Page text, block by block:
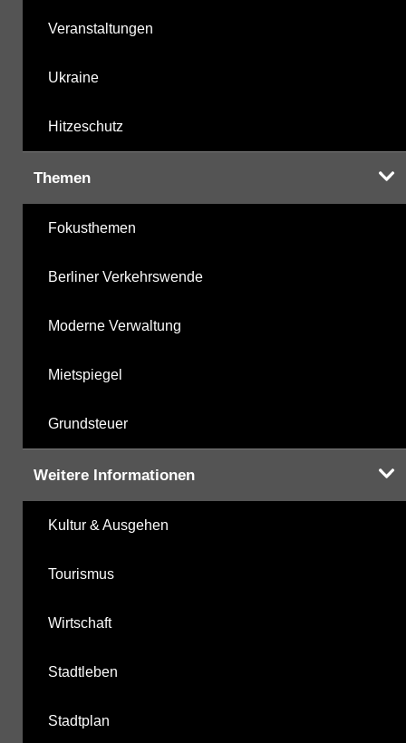
Veranstaltungen
Ukraine
Hitzeschutz
Themen
Fokusthemen
Berliner Verkehrswende
Moderne Verwaltung
Mietspiegel
Grundsteuer
Weitere Informationen
Kultur & Ausgehen
Tourismus
Wirtschaft
Stadtleben
Stadtplan